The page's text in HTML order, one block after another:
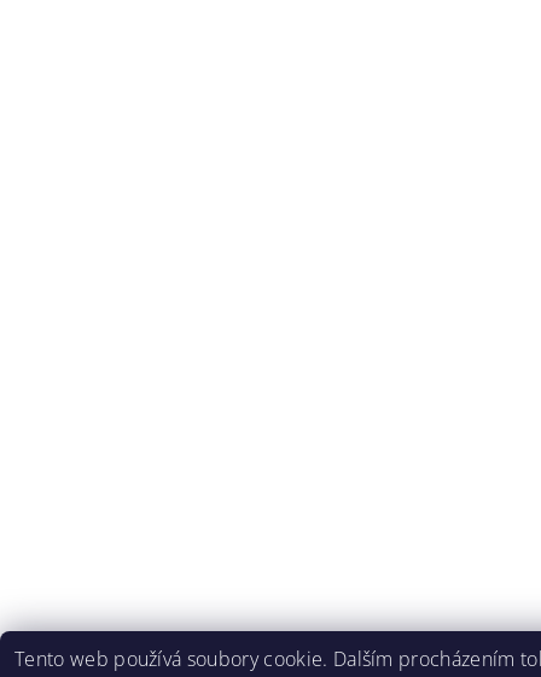
Tento web používá soubory cookie. Dalším procházením